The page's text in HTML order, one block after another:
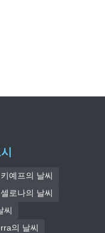
예프의 날씨
로나의 날씨
씨
의 날씨